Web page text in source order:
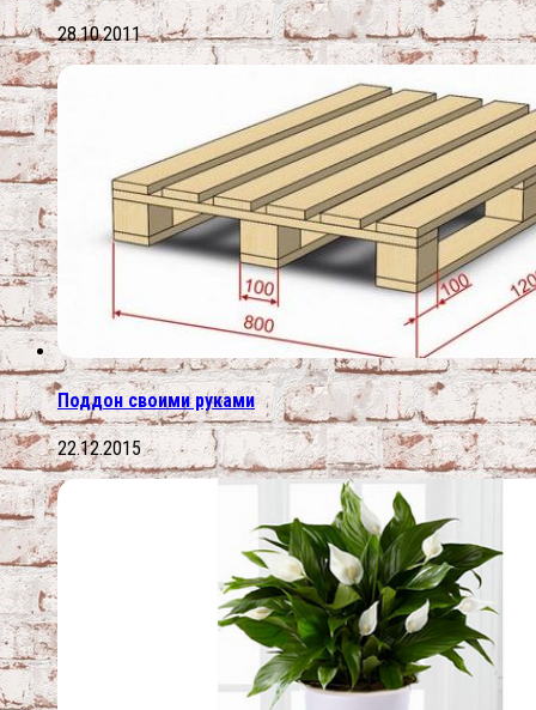
28.10.2011
Поддон своими руками
22.12.2015